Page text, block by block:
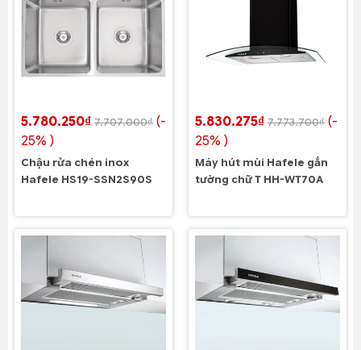
5.780.250₫ 7.707.000₫ (-
25% )
Chậu rửa chén inox
Hafele HS19-SSN2S90S
5.830.275₫ 7.773.700₫ (-
25% )
Máy hút mùi Hafele gắn
tường chữ T HH-WT70A